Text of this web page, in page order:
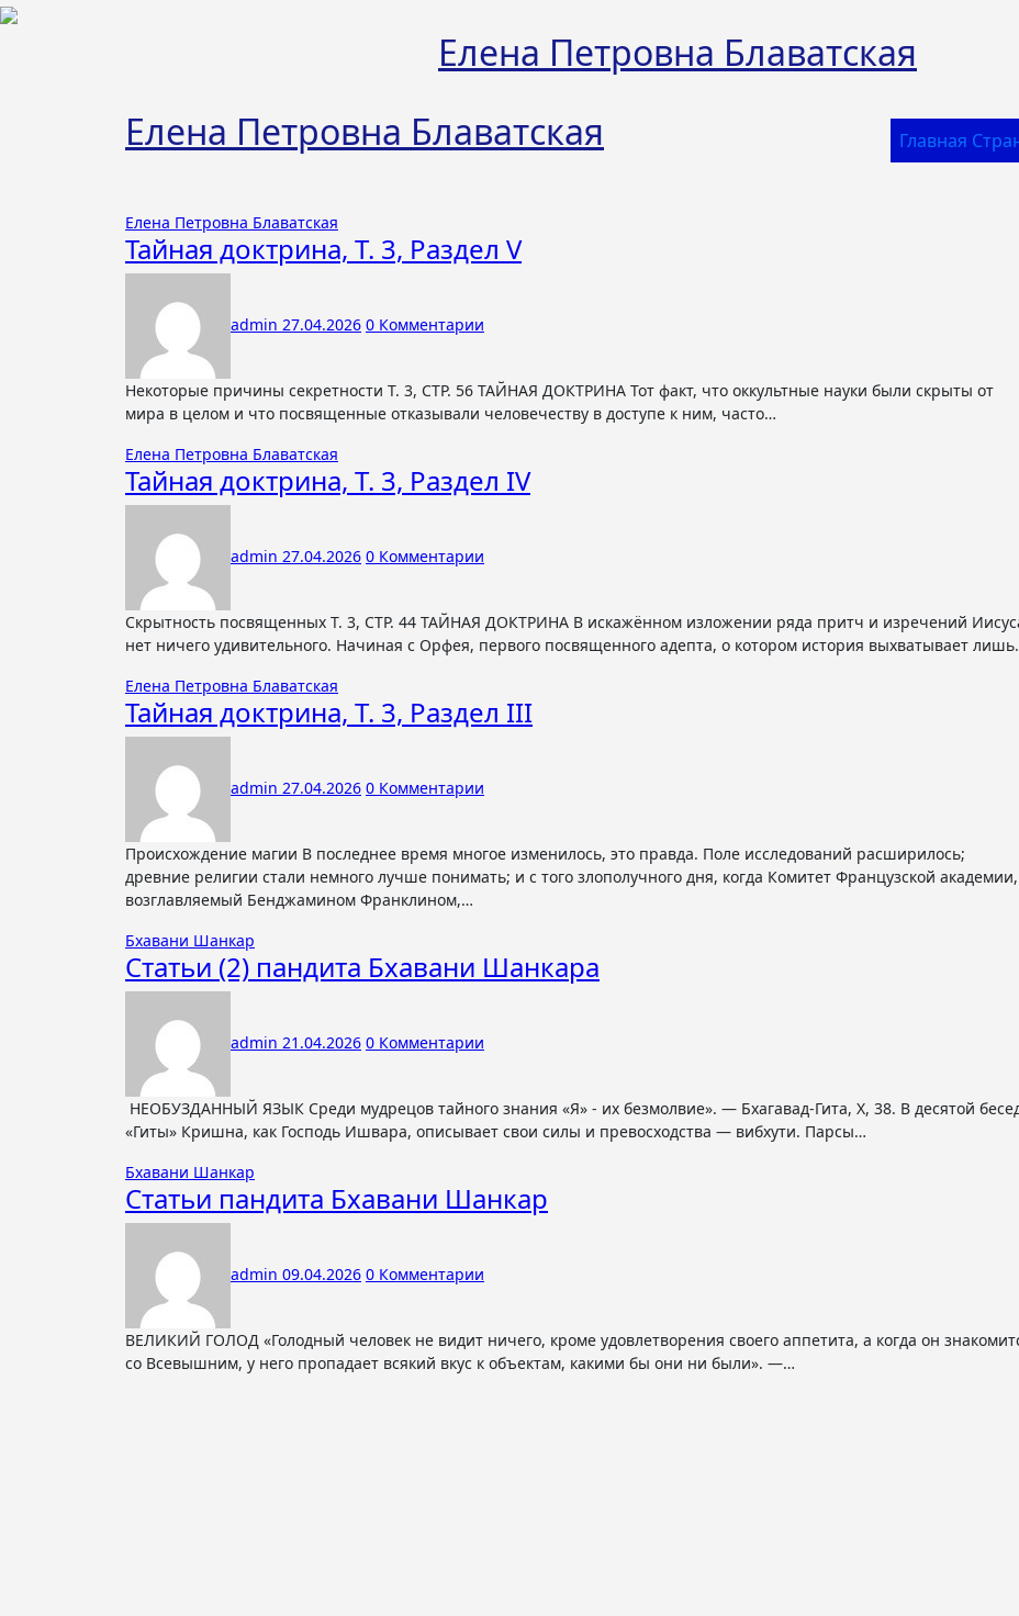
Перейти
Елена Петровна Блаватская
Елена Петровна Блаватская
Главная
Елена Петровна Блаватская
Тайная доктрина, Т. 3, Раздел V
admin 27.04.2026 0 Комментарии
Некоторые причины секретности Т. 3, СТР. 56 ТАЙНАЯ ДОКТРИНА Тот факт, что оккультные науки были скрыты от
мира в целом и что посвященные отказывали человечеству в доступе к ним, часто…
Елена Петровна Блаватская
Тайная доктрина, Т. 3, Раздел IV
admin 27.04.2026 0 Комментарии
Скрытность посвященных Т. 3, СТР. 44 ТАЙНАЯ ДОКТРИНА В искажённом изложении ряда притч и изречений Иисуса
нет ничего удивительного. Начиная с Орфея, первого посвященного адепта, о котором история выхватывает
Елена Петровна Блаватская
Тайная доктрина, Т. 3, Раздел III
admin 27.04.2026 0 Комментарии
Происхождение магии В последнее время многое изменилось, это правда. Поле исследований расширилось;
древние религии стали немного лучше понимать; и с того злополучного дня, когда Комитет Французской академии,
возглавляемый Бенджамином Франклином,…
Бхавани Шанкар
Статьи (2) пандита Бхавани Шанкара
admin 21.04.2026 0 Комментарии
НЕОБУЗДАННЫЙ ЯЗЫК Среди мудрецов тайного знания «Я» - их безмолвие». — Бхагавад-Гита, X, 38. В десятой беседе
«Гиты» Кришна, как Господь Ишвара, описывает свои силы и превосходства — вибхути. Парсы…
Бхавани Шанкар
Статьи пандита Бхавани Шанкар
admin 09.04.2026 0 Комментарии
ВЕЛИКИЙ ГОЛОД «Голодный человек не видит ничего, кроме удовлетворения своего аппетита, а когда он знакомится
со Всевышним, у него пропадает всякий вкус к объектам, какими бы они ни были». —…